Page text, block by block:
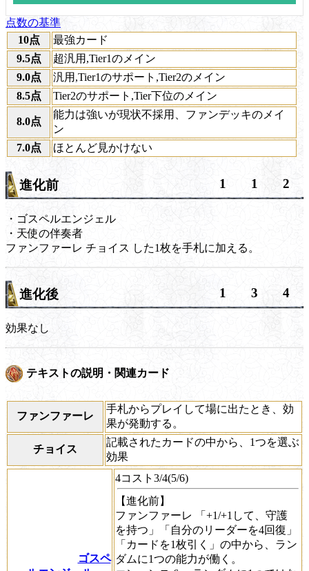
点数の基準
10点
最強カード
9.5点
超汎用,Tier1のメイン
9.0点
汎用,Tier1のサポート,Tier2のメイン
8.5点
Tier2のサポート,Tier下位のメイン
8.0点
能力は強いが現状不採用、ファンデッキのメイ
ン
7.0点
ほとんど見かけない
進化前 1 1 2
・ゴスペルエンジェル
・天使の伴奏者
ファンファーレ チョイス した1枚を手札に加える。
進化後 1 3 4
効果なし
テキストの説明・関連カード
ファンファーレ
手札からプレイして場に出たとき、効
果が発動する。
チョイス
記載されたカードの中から、1つを選ぶ
効果
ゴスペ
4コスト3/4(5/6)
【進化前】
ファンファーレ
「+1/+1して、 守護
を持つ」「自分のリーダーを4回復」
「カードを1枚引く」の中から、ラン
ダムに1つの能力が働く。